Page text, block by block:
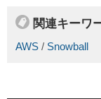
関連キーワ
AWS / Snowball